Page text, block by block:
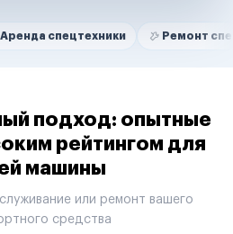
Ремонт спецтехники
подход: опытные
рейтингом для
машины
или ремонт вашего
средства